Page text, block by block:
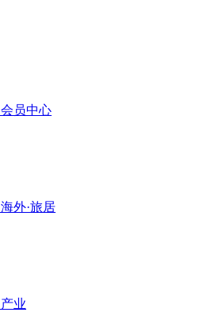
会员中心
海外·旅居
产业